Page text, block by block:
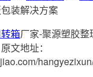
装解决方案
箱厂家-聚源塑胶
文地址：